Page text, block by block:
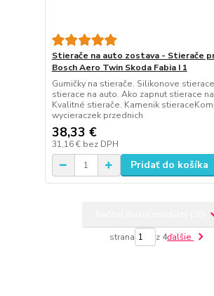
Stierače na auto zostava - Stierače
Bosch Aero Twin Skoda Fabia I 1
Gumičky na stierače. Silikonove
stierace na auto. Ako zapnut stierace
Kvalitné stierače. Kamenik
wycieraczek przednich
38,33 €
31,16 € bez DPH
Pridať do košíka
strana z 4ďalšie